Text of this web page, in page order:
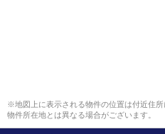
※地図上に表示される物件の位置は付近住
物件所在地とは異なる場合がございます。